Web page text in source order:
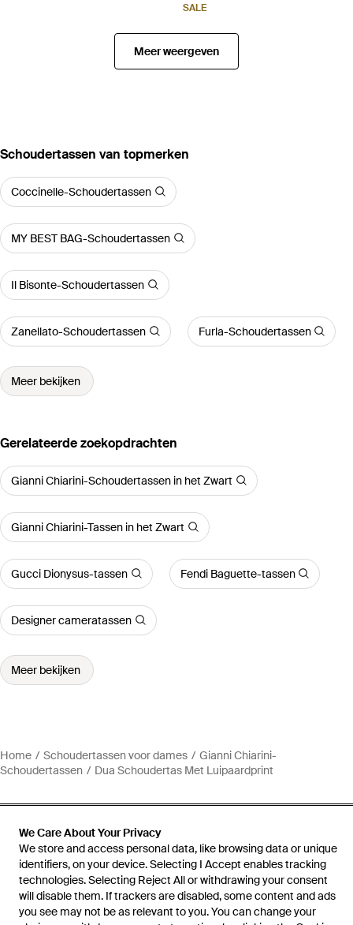
We Care About Your Privacy
We store and access personal data, like browsing data or unique
identifiers, on your device. Selecting I Accept enables tracking
technologies. Selecting Reject All or withdrawing your consent
will disable them. If trackers are disabled, some content and ads
you see may not be as relevant to you. You can change your
SALE
Meer weergeven
‪Schoudertassen‬ van topmerken
Coccinelle-Schoudertassen
MY BEST BAG-Schoudertassen
Il Bisonte-Schoudertassen
Zanellato-Schoudertassen Furla-Schoudertassen
Meer bekijken
Gerelateerde zoekopdrachten
Gianni Chiarini-Schoudertassen in het Zwart
Gianni Chiarini-Tassen in het Zwart
Gucci Dionysus-tassen Fendi Baguette-tassen
Designer cameratassen
Meer bekijken
Home Schoudertassen voor dames
Gianni Chiarini-
Schoudertassen
Dua Schoudertas Met Luipaardprint
Hulp en informatie